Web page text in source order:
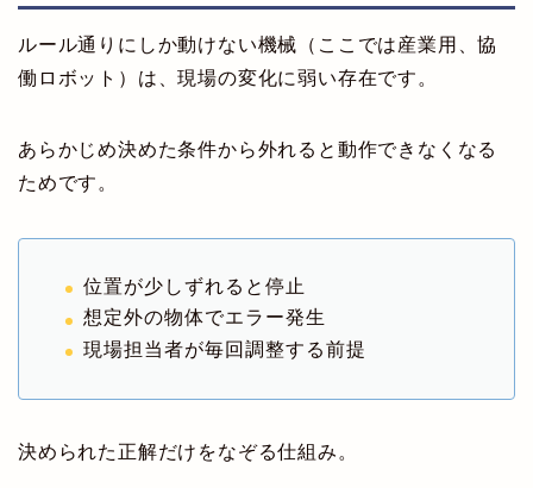
ルール通りにしか動けない機械（ここでは産業用、協
働ロボット）は、現場の変化に弱い存在です。
あらかじめ決めた条件から外れると動作できなくなる
ためです。
位置が少しずれると停止
想定外の物体でエラー発生
現場担当者が毎回調整する前提
決められた正解だけをなぞる仕組み。